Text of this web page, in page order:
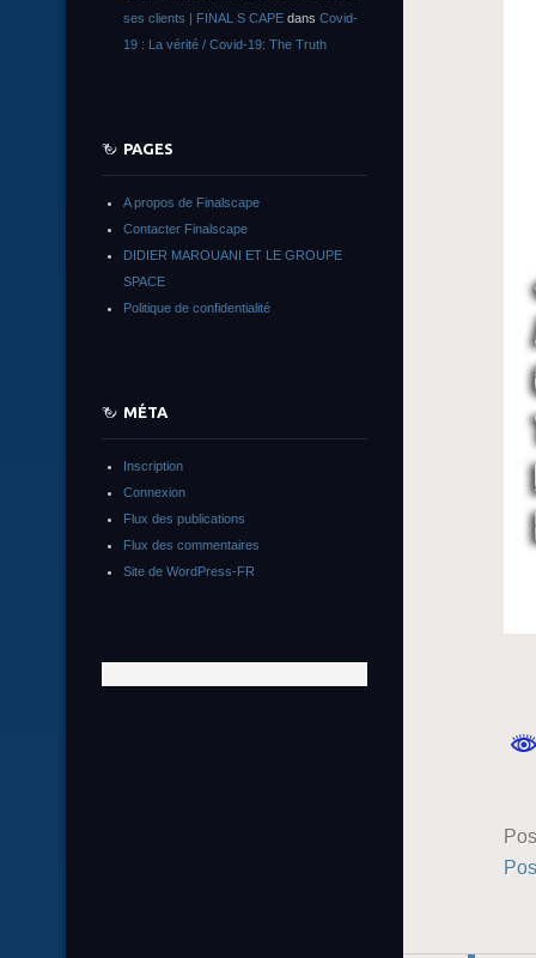
ses clients | FINAL S CAPE dans Covid-
19 : La vérité / Covid-19: The Truth
PAGES
A propos de Finalscape
Contacter Finalscape
DIDIER MAROUANI ET LE GROUPE
SPACE
Politique de confidentialité
MÉTA
Inscription
Connexion
Flux des publications
Flux des commentaires
Site de WordPress-FR